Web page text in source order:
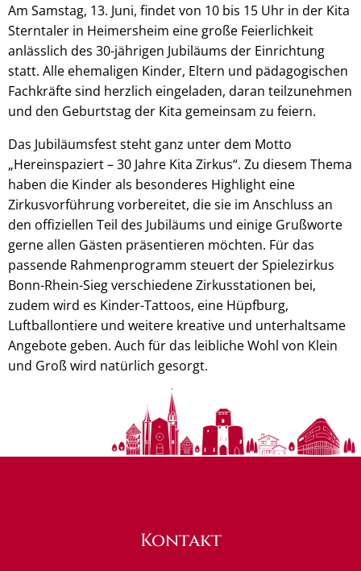
Am Samstag, 13. Juni, findet von 10 bis 15 Uhr in der Kita
Sterntaler in Heimersheim eine große Feierlichkeit
anlässlich des 30-jährigen Jubiläums der Einrichtung
statt. Alle ehemaligen Kinder, Eltern und pädagogischen
Fachkräfte sind herzlich eingeladen, daran teilzunehmen
und den Geburtstag der Kita gemeinsam zu feiern.
Das Jubiläumsfest steht ganz unter dem Motto
„Hereinspaziert – 30 Jahre Kita Zirkus“. Zu diesem Thema
haben die Kinder als besonderes Highlight eine
Zirkusvorführung vorbereitet, die sie im Anschluss an
den offiziellen Teil des Jubiläums und einige Grußworte
gerne allen Gästen präsentieren möchten. Für das
passende Rahmenprogramm steuert der Spielezirkus
Bonn-Rhein-Sieg verschiedene Zirkusstationen bei,
zudem wird es Kinder-Tattoos, eine Hüpfburg,
Luftballontiere und weitere kreative und unterhaltsame
Angebote geben. Auch für das leibliche Wohl von Klein
und Groß wird natürlich gesorgt.
Kontakt